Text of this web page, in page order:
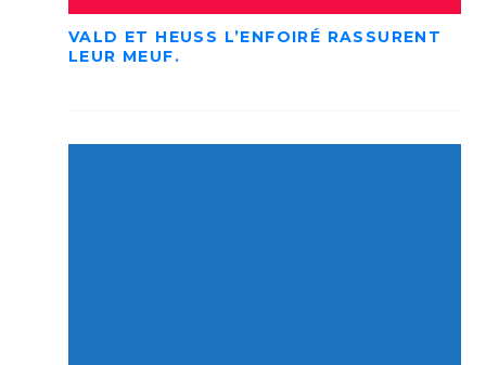
VALD ET HEUSS L’ENFOIRÉ RASSURENT
LEUR MEUF.